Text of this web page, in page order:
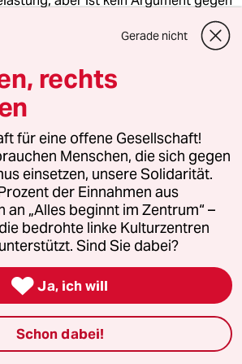
der praktischen Arbeit.
ja trotzdem statt. Ein höherer
,12:44 Uhr
nächste CDUler der rumheult:
muss uns schriftlich versichern,
Antidiskriminierungsgesetz für unsere
keine Konsequenzen hat", sagt Reul
wie sagen die Leute von der Law
immer? "Wer sich an Recht
hält, hat auch nichts zu
Gerade nicht
rechts
für eine offene Gesellschaft!
Menschen, die sich gegen
einsetzen, unsere Solidarität.
der Einnahmen aus
an „Alles beginnt im Zentrum“ –
bedrohte linke Kulturzentren
Sind Sie dabei?
 Ja, ich will
Schon dabei!